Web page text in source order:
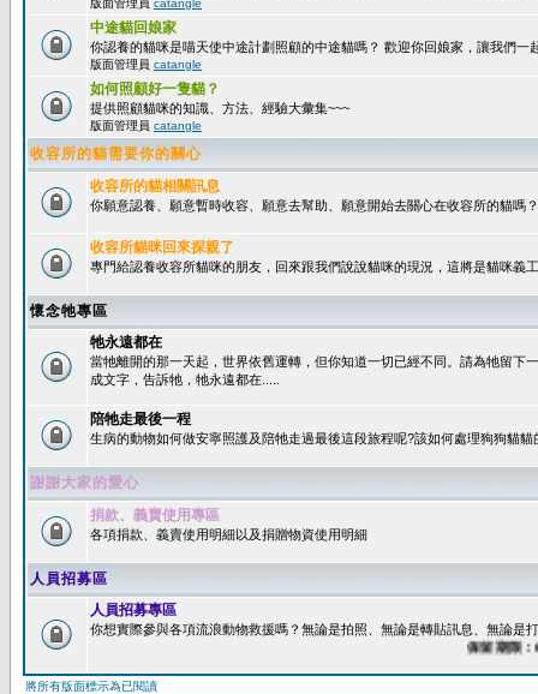
版面管理員 catangle
中途貓回娘家
你認養的貓咪是喵天使中途計劃照顧的中途貓嗎？ 歡迎你回娘家，讓我們一
版面管理員 catangle
如何照顧好一隻貓？
提供照顧貓咪的知識、方法、經驗大彙集~~~
版面管理員 catangle
收容所的貓需要你的關心
收容所的貓相關訊息
你願意認養、願意暫時收容、願意去幫助、願意開始去關心在收容所的貓嗎？
收容所貓咪回來探親了
專門給認養收容所貓咪的朋友，回來跟我們說說貓咪的現況，這將是貓咪義
懷念牠專區
牠永遠都在
當牠離開的那一天起，世界依舊運轉，但你知道一切已經不同。請為牠留下
成文字，告訴牠，牠永遠都在.....
陪牠走最後一程
生病的動物如何做安寧照護及陪牠走過最後這段旅程呢?該如何處理狗狗貓貓
謝謝大家的愛心
捐款、義賣使用專區
各項捐款、義賣使用明細以及捐贈物資使用明細
人員招募區
人員招募專區
你想實際參與各項流浪動物救援嗎？無論是拍照、無論是轉貼訊息、無論是
保留期限：60
將所有版面標示為已閱讀